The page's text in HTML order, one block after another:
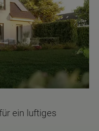
ein luftiges